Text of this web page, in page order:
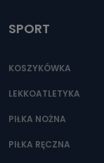
SPORT
KOSZYKÓWKA
LEKKOATLETYKA
PIŁKA NOŻNA
PIŁKA RĘCZNA